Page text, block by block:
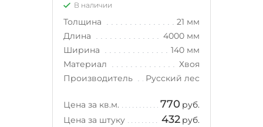
В наличии
Толщина
21 мм
Длина
4000 мм
Ширина
140 мм
Материал
Хвоя
Производитель
Русский лес
Цена за кв.м. 770 руб.
Цена за штуку
432 руб.